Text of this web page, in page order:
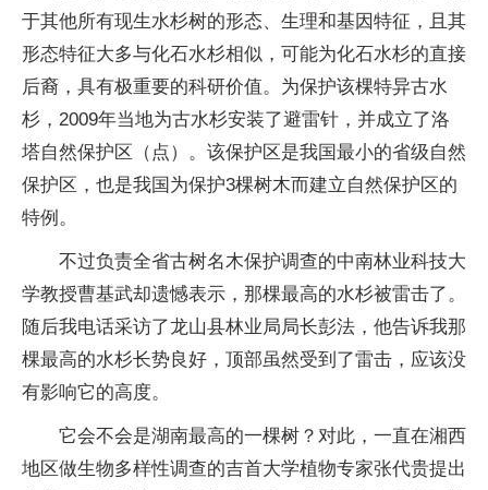
于其他所有现生水杉树的形态、生理和基因特征，且其
形态特征大多与化石水杉相似，可能为化石水杉的直接
后裔，具有极重要的科研价值。为保护该棵特异古水
杉，2009年当地为古水杉安装了避雷针，并成立了洛
塔自然保护区（点）。该保护区是我国最小的省级自然
保护区，也是我国为保护3棵树木而建立自然保护区的
特例。
不过负责全省古树名木保护调查的中南林业科技大
学教授曹基武却遗憾表示，那棵最高的水杉被雷击了。
随后我电话采访了龙山县林业局局长彭法，他告诉我那
棵最高的水杉长势良好，顶部虽然受到了雷击，应该没
有影响它的高度。
它会不会是湖南最高的一棵树？对此，一直在湘西
地区做生物多样性调查的吉首大学植物专家张代贵提出